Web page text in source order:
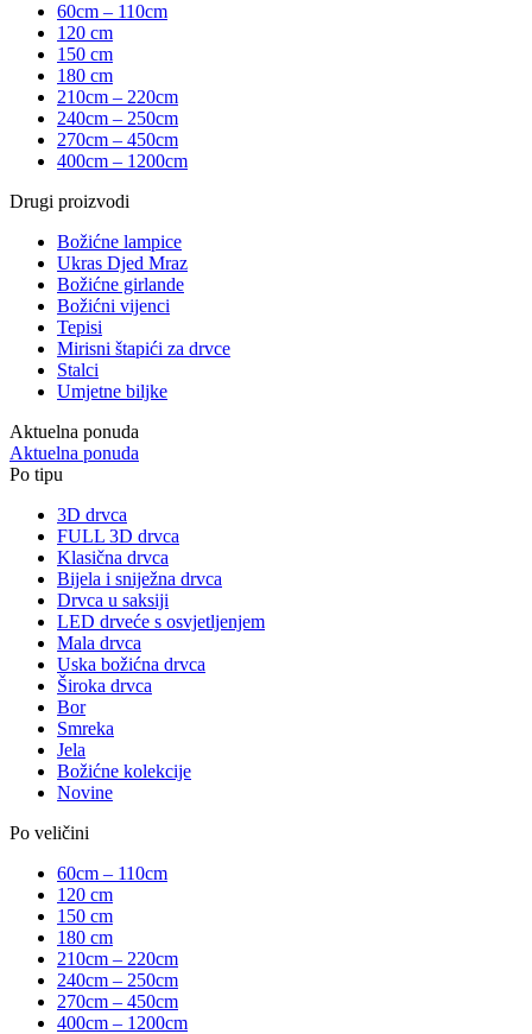
60cm – 110cm
120 cm
150 cm
180 cm
210cm – 220cm
240cm – 250cm
270cm – 450cm
400cm – 1200cm
Drugi proizvodi
Božićne lampice
Ukras Djed Mraz
Božićne girlande
Božićni vijenci
Tepisi
Mirisni štapići za drvce
Stalci
Umjetne biljke
Aktuelna ponuda
Aktuelna ponuda
Po tipu
3D drvca
FULL 3D drvca
Klasična drvca
Bijela i sniježna drvca
Drvca u saksiji
LED drveće s osvjetljenjem
Mala drvca
Uska božićna drvca
Široka drvca
Bor
Smreka
Jela
Božićne kolekcije
Novine
Po veličini
60cm – 110cm
120 cm
150 cm
180 cm
210cm – 220cm
240cm – 250cm
270cm – 450cm
400cm – 1200cm